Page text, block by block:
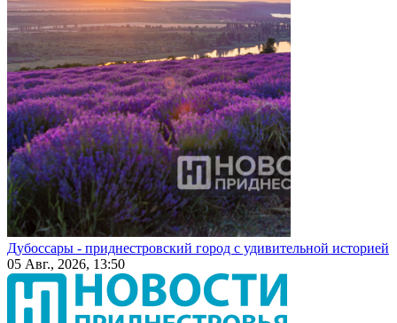
Дубоссары - приднестровский город с удивительной историей
05 Авг., 2026, 13:50